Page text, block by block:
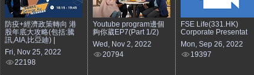
防疫+經濟政策轉向 港
股年底大攻略(包括:騰
訊,AIA,比亞廸) |
Fri, Nov 25, 2022
22198
Youtube program邊個
夠你葳EP7(Part 1/2)
Wed, Nov 2, 2022
20794
FSE Life(331.HK)
Corporate Presentat
Mon, Sep 26, 2022
19397